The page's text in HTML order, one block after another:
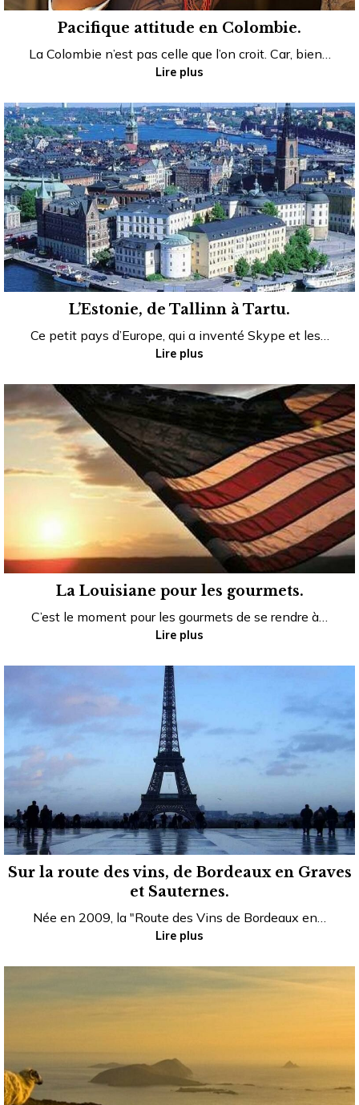
Pacifique attitude en Colombie.
La Colombie n’est pas celle que l’on croit. Car, bien…
Lire plus
L’Estonie, de Tallinn à Tartu.
Ce petit pays d’Europe, qui a inventé Skype et les…
Lire plus
La Louisiane pour les gourmets.
C’est le moment pour les gourmets de se rendre à…
Lire plus
Sur la route des vins, de Bordeaux en Graves
et Sauternes.
Née en 2009, la "Route des Vins de Bordeaux en…
Lire plus